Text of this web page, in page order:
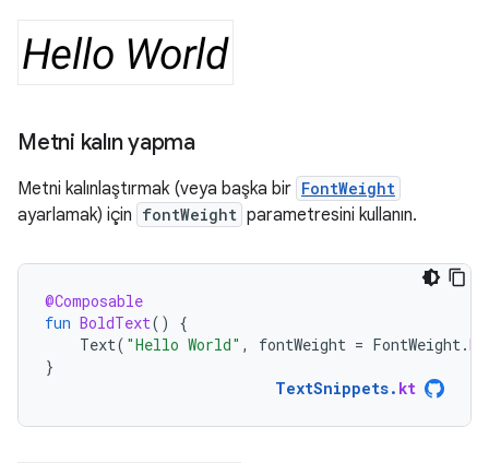
Metni kalın yapma
Metni kalınlaştırmak (veya başka bir FontWeight
ayarlamak) için fontWeight parametresini kullanın.
@Composable
fun BoldText()
{
Text( "Hello World" , fontWeight = FontWeight.
}
TextSnippets. kt